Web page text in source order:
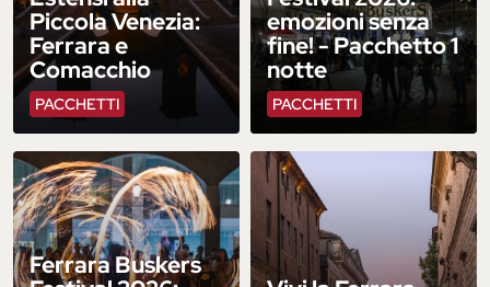
PACCHETTI
Piccola Venezia:
Ferrara e
Comacchio
PACCHETTI
emozioni senza
fine! - Pacchetto 1
notte
Ferrara Buskers